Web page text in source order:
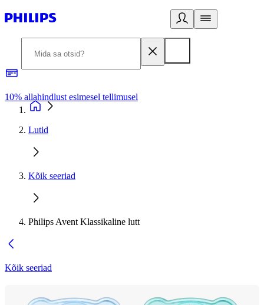
10% allahindlust esimesel tellimusel
Lutid
Kõik seeriad
Philips Avent Klassikaline lutt
Kõik seeriad